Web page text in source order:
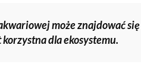
może znajdować
dla ekosystemu.